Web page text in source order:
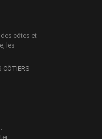
côtes et
les
CÔTIERS